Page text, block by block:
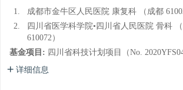
1.
成都市金牛区人民医院 康复科 （成都
2.
四川省医学科学院•四川省人民医院 骨科
610072）
基金项目: 四川省科技计划项目（No.
详细信息